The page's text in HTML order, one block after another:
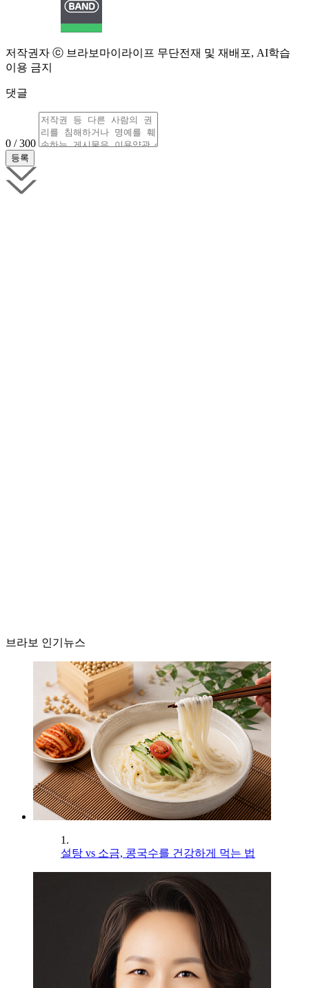
저작권자 ⓒ 브라보마이라이프 무단전재 및 재배포, AI학습
이용 금지
댓글
0 / 300
브라보 인기뉴스
1.
설탕 vs 소금, 콩국수를 건강하게 먹는 법